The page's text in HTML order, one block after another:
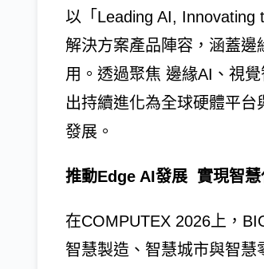
以「Leading AI, Innovating
解決方案產品陣容，涵蓋
用。透過聚焦 邊緣AI、視
出持續進化為全球硬體平
發展。
推動Edge AI發展 實現智慧
在COMPUTEX 2026上，
智慧製造、智慧城市與智